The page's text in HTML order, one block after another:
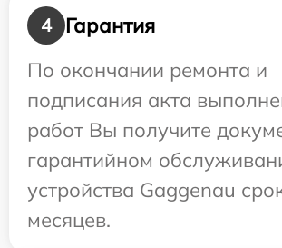
4
Гарантия
По окончании ремонта и
подписания акта
работ Вы получите
гарантийном
устройства Gaggenau
месяцев.